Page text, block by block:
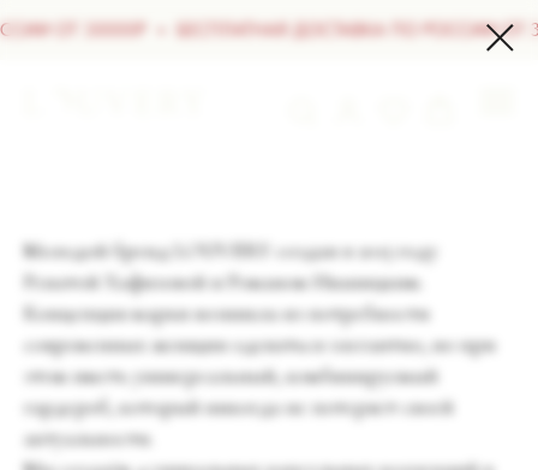
ОТ 30000Р БЕСПЛАТНАЯ ДОСТАВКА ПО РОССИИ ОТ
Молодой бренд LOUVERY создан в 2015 году
Ренатой Хафизовой и Романом Иваницким.
Концепция марки возникла из потребности
современных женщин одеваться элегантно, но при
этом иметь универсальный, комбинируемый
гардероб, который никогда не потеряет своей
актуальности.